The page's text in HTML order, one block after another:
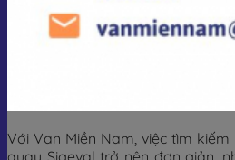
Với Van Miền Nam, việc tìm